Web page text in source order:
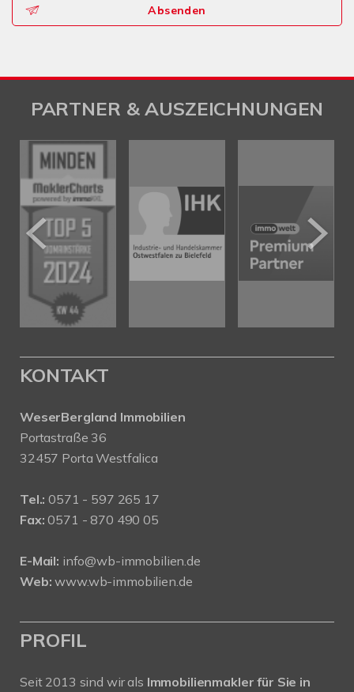
Absenden
PARTNER & AUSZEICHNUNGEN
KONTAKT
WeserBergland Immobilien
Portastraße 36
32457 Porta Westfalica
Tel.: 0571 - 597 265 17
Fax: 0571 - 870 490 05
E-Mail: info@wb-immobilien.de
Web: www.wb-immobilien.de
PROFIL
Seit 2013 sind wir als Immobilienmakler für Sie in